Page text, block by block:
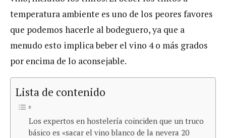
temperatura ambiente es uno de los peores favores
que podemos hacerle al bodeguero, ya que a
menudo esto implica beber el vino 4 o más grados
por encima de lo aconsejable.
Lista de contenido
Los expertos en hostelería coinciden que un truco
básico es «sacar el vino blanco de la nevera 20